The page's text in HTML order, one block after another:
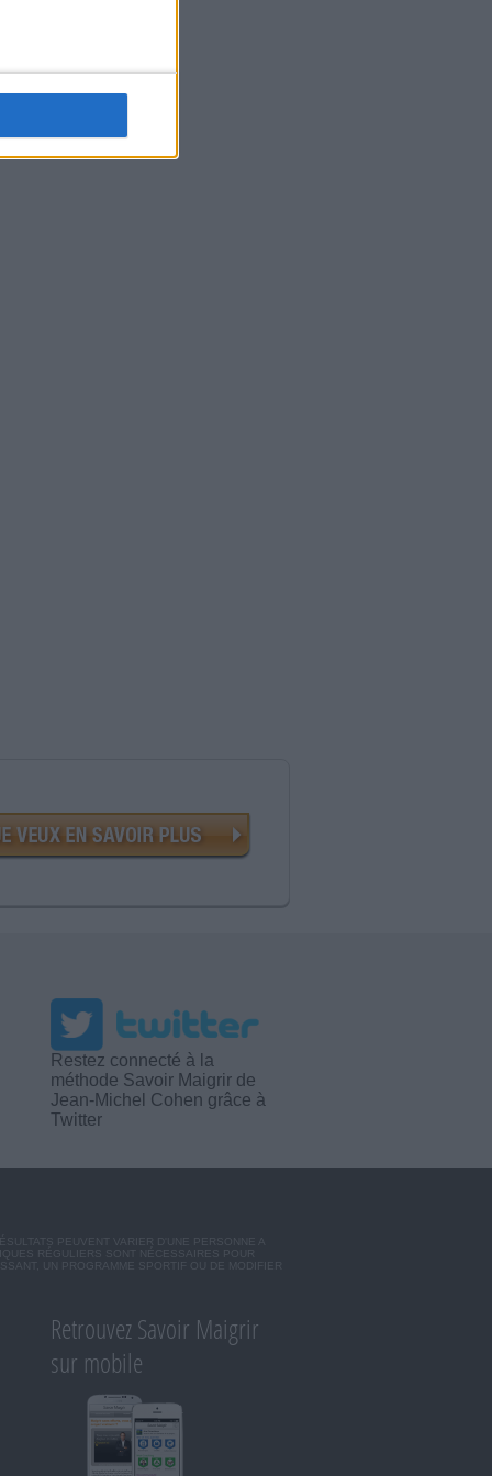
Restez connecté à la
méthode Savoir Maigrir de
Jean-Michel Cohen grâce à
Twitter
PEUVENT VARIER D'UNE PERSONNE A
RÉGULIERS SONT NÉCESSAIRES POUR
UN PROGRAMME SPORTIF OU DE MODIFIER
Retrouvez Savoir Maigrir
sur mobile